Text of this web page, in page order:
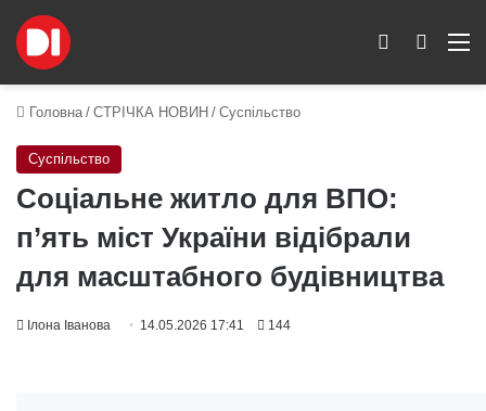
Пошук
Switch skin
Головна / СТРІЧКА НОВИН / Суспільство
Суспільство
Соціальне житло для ВПО:
п’ять міст України відібрали
для масштабного будівництва
Ілона Іванова 14.05.2026 17:41 144